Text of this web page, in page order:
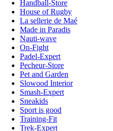
Handball-Store
House of Rugby
La sellerie de Maé
Made in Paradis
Nauti-wave
On-Fight
Padel-Expert
Pecheur-Store
Pet and Garden
Slowood Interior
Smash-Expert
Sneakids
Sport is good
Training-Fit
Trek-Expert